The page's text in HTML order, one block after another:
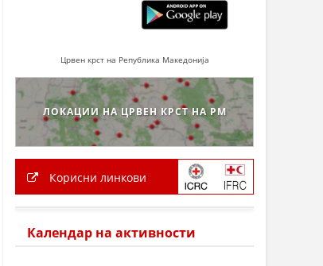
Црвен крст на Република Македонија
ЛОКАЦИИ НА ЦРВЕН КРСТ НА РМ
Корисни линкови
Календар на активности